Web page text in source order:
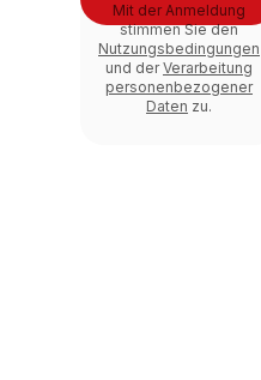
Mit der Anmeldung
stimmen Sie den
Nutzungsbedingungen
und derVerarbeitung
personenbezogener
Daten zu.